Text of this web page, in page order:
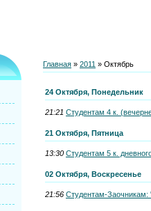
Главная » 2011 » Октябрь
24 Октября, Понедельник
21:21 Студентам 4 к.
21 Октября, Пятница
13:30 Студентам 5 к.
02 Октября, Воскресенье
21:56 Студентам-